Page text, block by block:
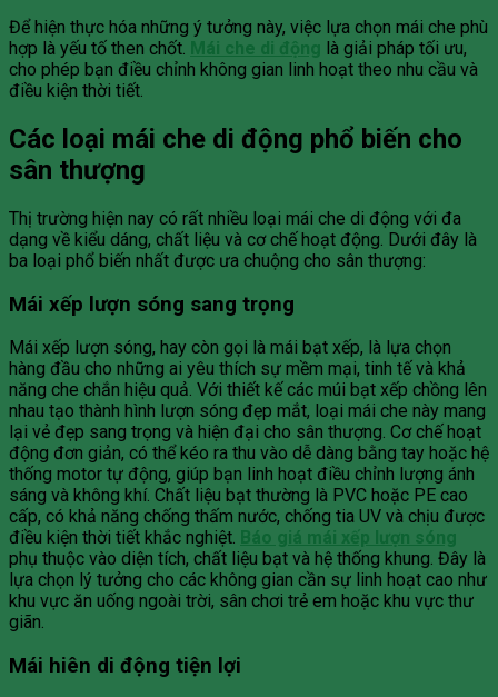
Để hiện thực hóa những ý tưởng này, việc lựa chọn mái che phù
hợp là yếu tố then chốt. Mái che di động là giải pháp tối ưu,
cho phép bạn điều chỉnh không gian linh hoạt theo nhu cầu và
điều kiện thời tiết.
Các loại mái che di động phổ biến cho
sân thượng
Thị trường hiện nay có rất nhiều loại mái che di động với đa
dạng về kiểu dáng, chất liệu và cơ chế hoạt động. Dưới đây là
ba loại phổ biến nhất được ưa chuộng cho sân thượng:
Mái xếp lượn sóng sang trọng
Mái xếp lượn sóng, hay còn gọi là mái bạt xếp, là lựa chọn
hàng đầu cho những ai yêu thích sự mềm mại, tinh tế và khả
năng che chắn hiệu quả. Với thiết kế các múi bạt xếp chồng lên
nhau tạo thành hình lượn sóng đẹp mắt, loại mái che này mang
lại vẻ đẹp sang trọng và hiện đại cho sân thượng. Cơ chế hoạt
động đơn giản, có thể kéo ra thu vào dễ dàng bằng tay hoặc hệ
thống motor tự động, giúp bạn linh hoạt điều chỉnh lượng ánh
sáng và không khí. Chất liệu bạt thường là PVC hoặc PE cao
cấp, có khả năng chống thấm nước, chống tia UV và chịu được
điều kiện thời tiết khắc nghiệt. Báo giá mái xếp lượn sóng
phụ thuộc vào diện tích, chất liệu bạt và hệ thống khung. Đây là
lựa chọn lý tưởng cho các không gian cần sự linh hoạt cao như
khu vực ăn uống ngoài trời, sân chơi trẻ em hoặc khu vực thư
giãn.
Mái hiên di động tiện lợi